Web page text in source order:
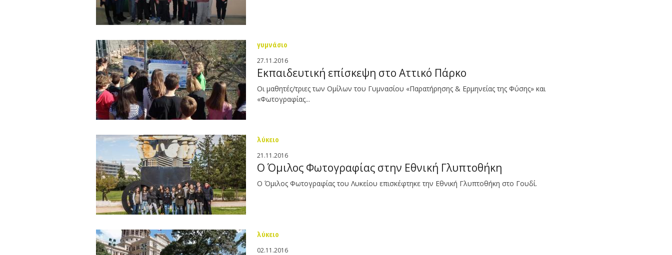
γυμνάσιο
27.11.2016
Εκπαιδευτική επίσκεψη στο Αττικό Πάρκο
Οι μαθητές/τριες των Ομίλων του Γυμνασίου «Παρατήρησης & Ερμηνείας της Φύσης» και
«Φωτογραφίας...
λύκειο
21.11.2016
Ο Όμιλος Φωτογραφίας στην Εθνική Γλυπτοθήκη
Ο Όμιλος Φωτογραφίας του Λυκείου επισκέφτηκε την Εθνική Γλυπτοθήκη στο Γουδί.
λύκειο
02.11.2016